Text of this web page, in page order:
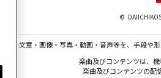
©
切の文章・画像・写真・動画・音声等を、手段や
楽曲及びコンテンツは、
楽曲及びコンテンツの配